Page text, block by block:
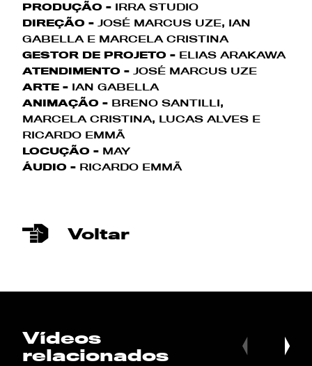
PRODUÇÃO - IRRA STUDIO
DIREÇÃO - JOSÉ MARCUS UZE, IAN
GABELLA E MARCELA CRISTINA
GESTOR DE PROJETO - ELIAS ARAKAWA
ATENDIMENTO -JOSÉ MARCUS UZE
ARTE - IAN GABELLA
ANIMAÇÃO - BRENO SANTILLI,
MARCELA CRISTINA, LUCAS ALVES E
RICARDO EMMÃ
LOCUÇÃO - MAY
ÁUDIO - RICARDO EMMÃ
Voltar
Vídeos
relacionados